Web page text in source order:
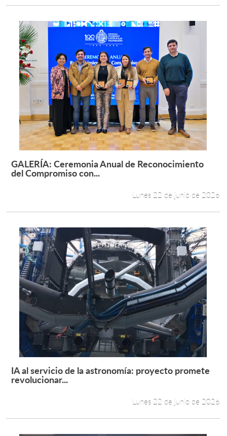
Leer más +
GALERÍA: Ceremonia Anual de Reconocimiento
del Compromiso con...
Lunes 22 de junio de 2026
Leer más +
IA al servicio de la astronomía: proyecto promete
revolucionar...
Lunes 22 de junio de 2026